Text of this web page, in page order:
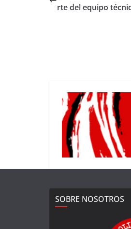
rte del equipo
SOBRE NOSOTROS